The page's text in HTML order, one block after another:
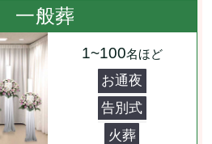
一般葬
1~100名ほど
お通夜
告別式
火葬